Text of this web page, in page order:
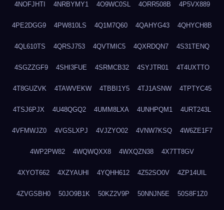
4NOFJHTI 4NRBYMY1 4O9WC0SL 4ORR508B 4P5VX889
4PE2DGG9 4PW810LS 4Q1M7Q60 4QAHYG43 4QHYCH8B
4QL610TS 4QRSJ753 4QVTMIC5 4QXRDQN7 4S31TENQ
4SGZZGF9 4SHI3FUE 4SRMCB32 4SYJTR01 4T4UXTTO
4T8GUZVK 4TAWVEKW 4TBBI1Y5 4TJ1ASNW 4TPTYC45
4TSJ6PJX 4U48QGQ2 4UMM8LXA 4UNHPQM1 4URT243L
4VFMWJZ0 4VGSLXPJ 4VJZYO02 4VNW7KSQ 4W6ZE1F7
4WP2PW82 4WQWQXX8 4WXQZN38 4X7TT8GV
4XYOT662 4XZYAUHI 4YQHH612 4Z52SO0V 4ZP14UIL
4ZVGSBH0 50JO9B1K 50KZ2V9P 50NNJN5E 50S8F1Z0